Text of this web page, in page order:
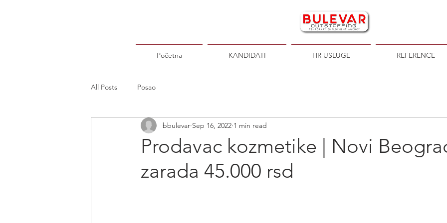
Početna KANDIDATI HR USLUGE REFERENCE
All Posts Posao
Prodavac kozmetike | Novi
zarada 45.000 rsd
bbulevar Sep 16, 2022 1 min read